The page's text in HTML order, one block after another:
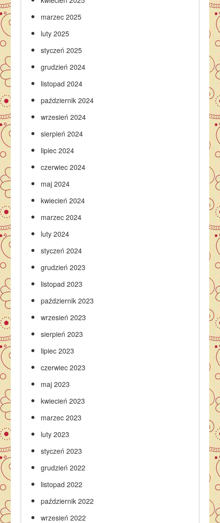
marzec 2025
luty 2025
styczeń 2025
grudzień 2024
listopad 2024
październik 2024
wrzesień 2024
sierpień 2024
lipiec 2024
czerwiec 2024
maj 2024
kwiecień 2024
marzec 2024
luty 2024
styczeń 2024
grudzień 2023
listopad 2023
październik 2023
wrzesień 2023
sierpień 2023
lipiec 2023
czerwiec 2023
maj 2023
kwiecień 2023
marzec 2023
luty 2023
styczeń 2023
grudzień 2022
listopad 2022
październik 2022
wrzesień 2022